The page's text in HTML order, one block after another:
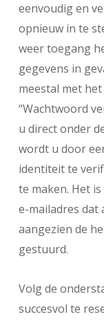
eenvoudig en
opnieuw in te
weer toegang
gegevens in
meestal met
“Wachtwoord
u direct onder
wordt u door
identiteit te
te maken. Het
e-mailadres dat
aangezien de
gestuurd.
Volg de
succesvol te